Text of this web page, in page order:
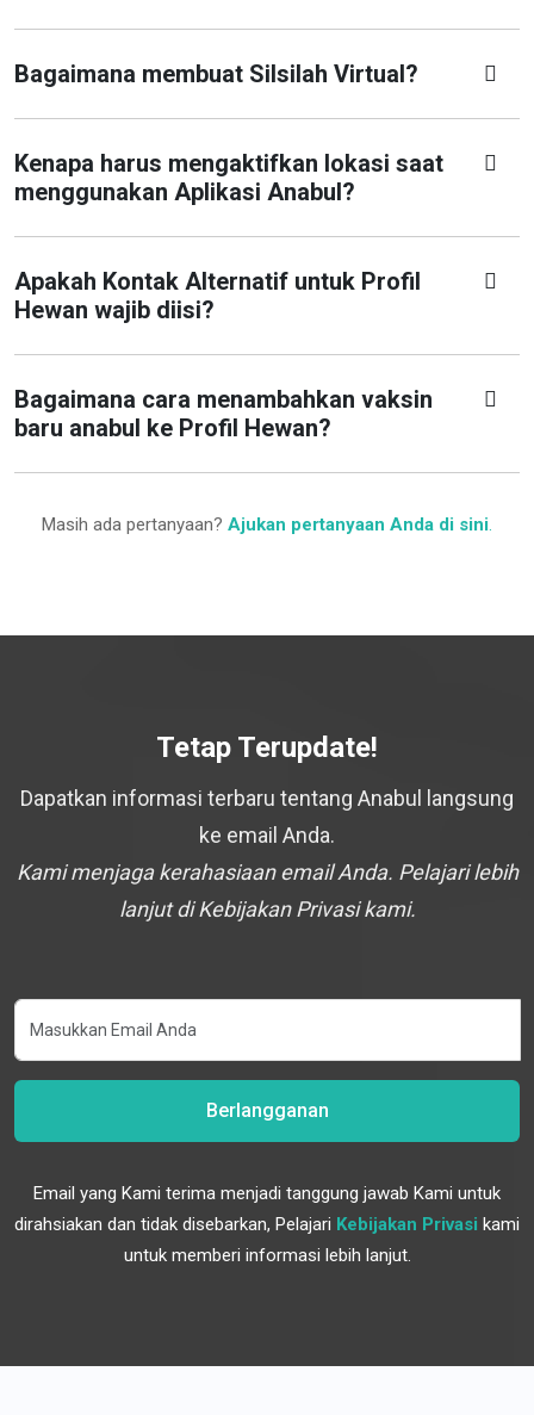
Bagaimana membuat Silsilah Virtual?
Kenapa harus mengaktifkan lokasi saat
menggunakan Aplikasi Anabul?
Apakah Kontak Alternatif untuk Profil
Hewan wajib diisi?
Bagaimana cara menambahkan vaksin
baru anabul ke Profil Hewan?
Masih ada pertanyaan? Ajukan pertanyaan Anda di sini.
Tetap Terupdate!
Dapatkan informasi terbaru tentang Anabul langsung
ke email Anda.
Kami menjaga kerahasiaan email Anda. Pelajari lebih
lanjut di Kebijakan Privasi kami.
Berlangganan
Email yang Kami terima menjadi tanggung jawab Kami untuk
dirahsiakan dan tidak disebarkan, Pelajari Kebijakan Privasi kami
untuk memberi informasi lebih lanjut.